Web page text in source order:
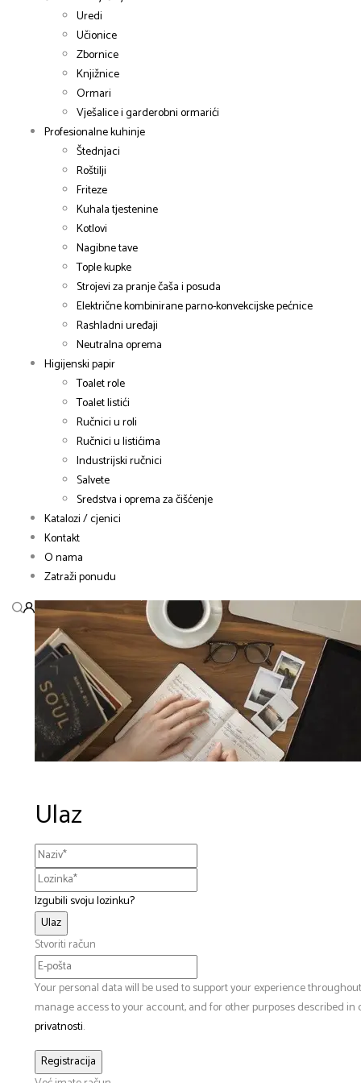
Uredi
Učionice
Zbornice
Knjižnice
Ormari
Vješalice i garderobni ormarići
Profesionalne kuhinje
Štednjaci
Roštilji
Friteze
Kuhala tjestenine
Kotlovi
Nagibne tave
Tople kupke
Strojevi za pranje čaša i posuda
Električne kombinirane parno-konvekcijske pećnice
Rashladni uređaji
Neutralna oprema
Higijenski papir
Toalet role
Toalet listići
Ručnici u roli
Ručnici u listićima
Industrijski ručnici
Salvete
Sredstva i oprema za čišćenje
Katalozi / cjenici
Kontakt
O nama
Zatraži ponudu
Ulaz
Izgubili svoju lozinku?
Stvoriti račun
Your personal data will be used to support your experience
manage access to your account, and for other purposes described
privatnosti.